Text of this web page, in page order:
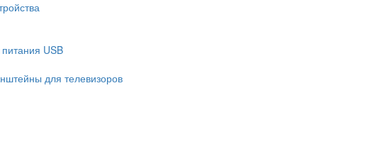
USB
для телевизоров